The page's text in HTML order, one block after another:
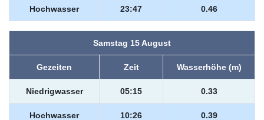
Hochwasser 23:47 0.46
Samstag 15 August
Gezeiten Zeit Wasserhöhe (m)
Niedrigwasser 05:15 0.33
Hochwasser 10:26 0.39